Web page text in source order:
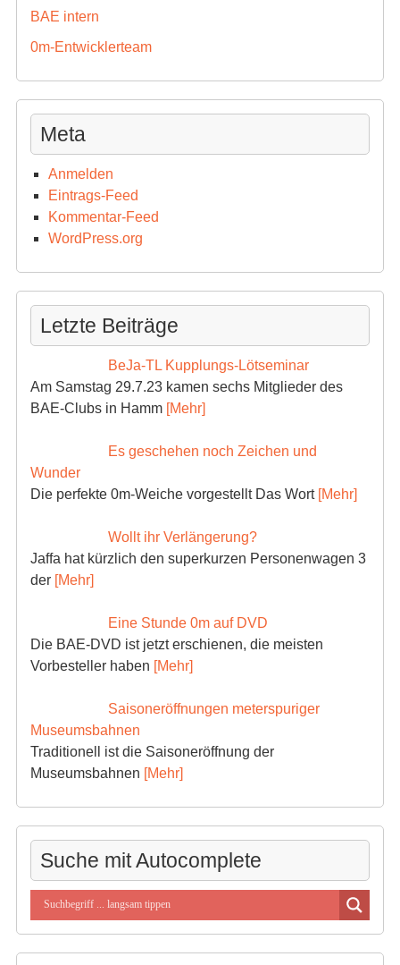
BAE intern
0m-Entwicklerteam
Meta
Anmelden
Eintrags-Feed
Kommentar-Feed
WordPress.org
Letzte Beiträge
BeJa-TL Kupplungs-Lötseminar
Am Samstag 29.7.23 kamen sechs Mitglieder des
BAE-Clubs in Hamm [Mehr]
Es geschehen noch Zeichen und
Wunder
Die perfekte 0m-Weiche vorgestellt Das Wort [Mehr]
Wollt ihr Verlängerung?
Jaffa hat kürzlich den superkurzen Personenwagen 3
der [Mehr]
Eine Stunde 0m auf DVD
Die BAE-DVD ist jetzt erschienen, die meisten
Vorbesteller haben [Mehr]
Saisoneröffnungen meterspuriger
Museumsbahnen
Traditionell ist die Saisoneröffnung der
Museumsbahnen [Mehr]
Suche mit Autocomplete